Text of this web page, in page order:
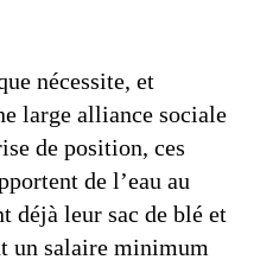
nécessite, et
large alliance sociale
de position, ces
de l’eau au
déjà leur sac de blé et
un salaire minimum